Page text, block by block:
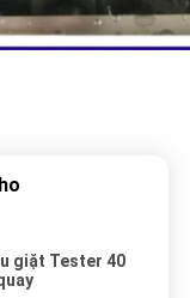
giặt Tester 40